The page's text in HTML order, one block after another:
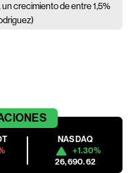
crecimiento de entre 1,5%
NASDAQ
+1.30%
26,690.62